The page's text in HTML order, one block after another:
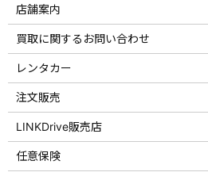
店舗案内
買取に関するお問い合わせ
レンタカー
注文販売
LINKDrive販売店
任意保険